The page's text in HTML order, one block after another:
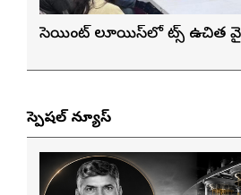
సెయింట్ లూయిస్‌లో నాట్స్ ఉచిత
స్పెషల్ న్యూస్